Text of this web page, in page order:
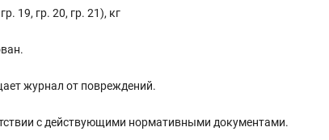
19, гр. 20, гр. 21), кг
журнал от повреждений.
с действующими нормативными документами.